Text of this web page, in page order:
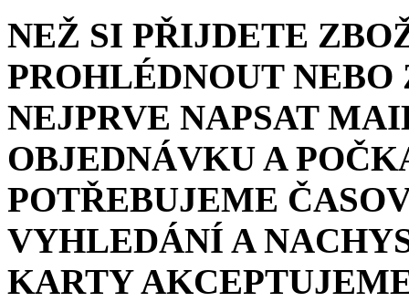
NEŽ SI PŘIJDETE
PROHLÉDNOUT
NEJPRVE NAPSAT
OBJEDNÁVKU A
POTŘEBUJEME
VYHLEDÁNÍ A
KARTY